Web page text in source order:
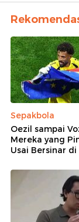
Sepakbola
Oezil sampai
Mereka yang
Usai Bersinar